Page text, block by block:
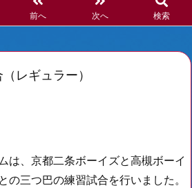
前へ 次へ 検索
レギュラー）
は、京都二条ボーイズと高槻ボーイ
の三つ巴の練習試合を行いました。